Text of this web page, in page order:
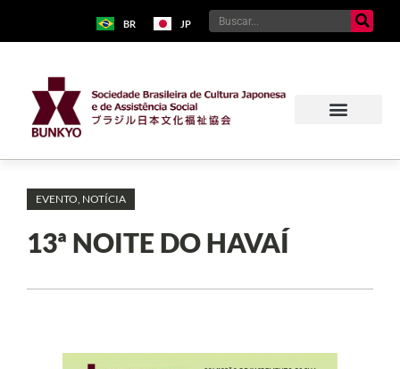
BR JP
EVENTO NOTÍCIA
13ª NOITE DO HAVAÍ